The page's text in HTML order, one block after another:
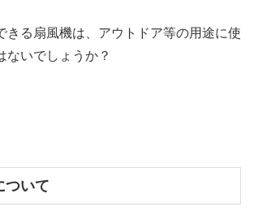
きる扇風機は、アウトドア等の用途に使
ないでしょうか？
ついて